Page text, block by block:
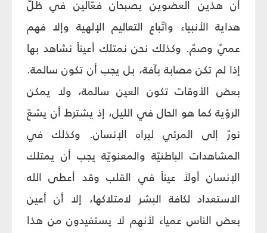
أن هذين العضوين يصبحان فعّالين في ظلّ
هداية الأنبياء واتّباع التعاليم الإلهية وإلا فهم
عميٌ وصمٌ. وكذلك نحن نمتلك أعيناً نشاهد بها
إذا لم تكن مصابة بآفة، بل يجب أن تكون سالمة.
بعض الأوقات تكون العين سالمة، ولا يمكن
الرؤية كما هو الحال في الليل، إذ يشترط أن يشعّ
نورٌ إلى المرئي ليراه الإنسان. وكذلك في
المشاهدات الباطنيّة والمعنويّة يجب أن يمتلك
الإنسان أولاً عيناً في القلب وقد أعطى الله
الاستعداد لكافة البشر لامتلاكها، إلا أن أعين
بعض الناس عمياء لأنهم لا يستفيدون من هذا